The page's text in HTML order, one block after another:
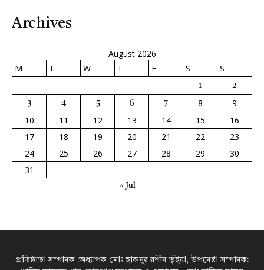
Archives
August 2026
M
T W T F S S
1 2
3 4 5 6 7 8
9
10
11 12 13 14 15
16
17
18 19 20 21 22
23
24
25 26 27 28 29
30
31
« Jul
প্রতিষ্ঠাতা সম্পাদক :অধ্যাপক মোঃ হারুনুর রশীদ ভূঁইয়া, উপদেষ্টা সম্পাদক: